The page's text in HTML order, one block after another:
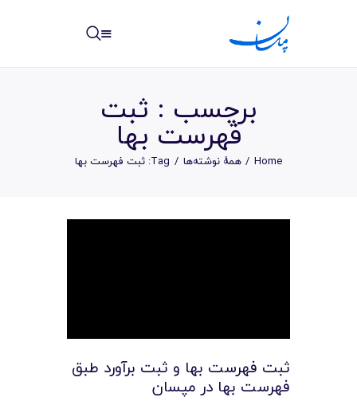
برچسب : ثبت
فهرست بها
Home همهٔ نوشته‌ها Tag: ثبت فهرست بها
نوشته ها
لیست قیمت محصولات
ثبت فهرست بها و ثبت برآورد طبق
فهرست بها در مپسان